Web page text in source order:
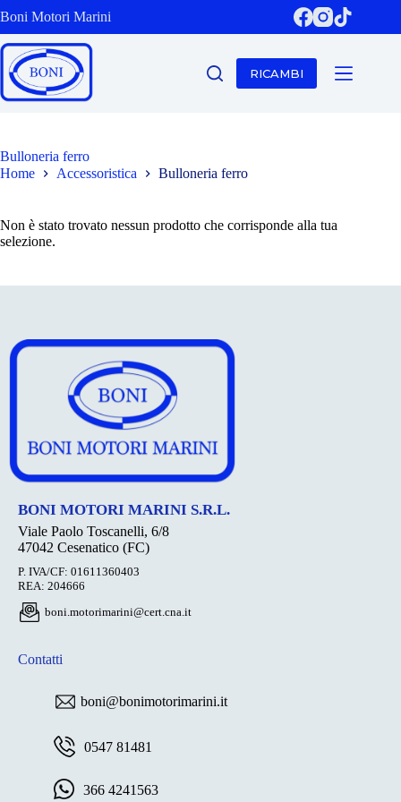
al
contenuto
Boni Motori Marini
RICAMBI
Bulloneria ferro
Home
Accessoristica Bulloneria ferro
Non è stato trovato nessun prodotto che corrisponde alla tua
selezione.
BONI MOTORI MARINI S.R.L.
Viale Paolo Toscanelli, 6/8
47042 Cesenatico (FC)
P. IVA/CF: 01611360403
REA: 204666
boni.motorimarini@cert.cna.it
Contatti
boni@bonimotorimarini.it
0547 81481
366 4241563